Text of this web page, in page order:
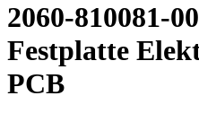
2060-810081-
Festplatte
PCB